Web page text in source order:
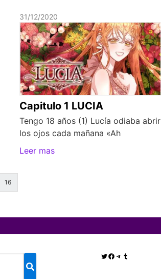
31/12/2020
Capitulo 1 LUCIA
Tengo 18 años (1) Lucía odiaba abrir
los ojos cada mañana «Ah
Leer mas
16
Twitter
Facebook
Telegram
Tumblr